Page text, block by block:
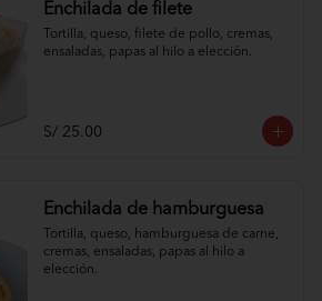
Enchilada de filete
Tortilla, queso, filete de pollo, cremas,
ensaladas, papas al hilo a elección.
S/ 25.00
Enchilada de hamburguesa
Tortilla, queso, hamburguesa de carne,
cremas, ensaladas, papas al hilo a
elección.